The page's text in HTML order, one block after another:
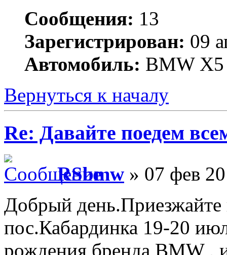
Сообщения: 13
Зарегистрирован: 09
Автомобиль: BMW X5
Вернуться к началу
Re: Давайте поедем
RSbmw » 07 фев
Добрый день.Приезжайте
пос.Кабардинка 19-20
рождения бренда BMW ,